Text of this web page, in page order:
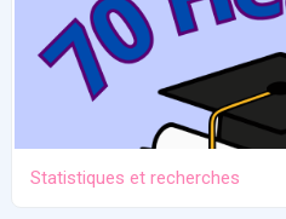
Statistiques et recherches